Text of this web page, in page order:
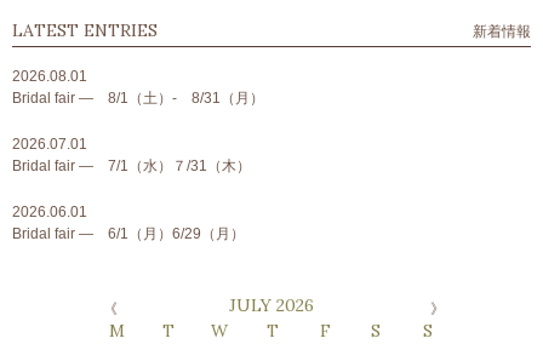
LATEST ENTRIES 新着情報
2026.08.01
Bridal fair ― 8/1（土）- 8/31（月）
2026.07.01
Bridal fair ― 7/1（水）７/31（木）
2026.06.01
Bridal fair ― 6/1（月）6/29（月）
JULY 2026
M
T W T F S
S